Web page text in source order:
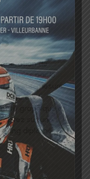
de
digitales par le
sur-mesure,
naturel et
graphique et
sur une
diplômés et